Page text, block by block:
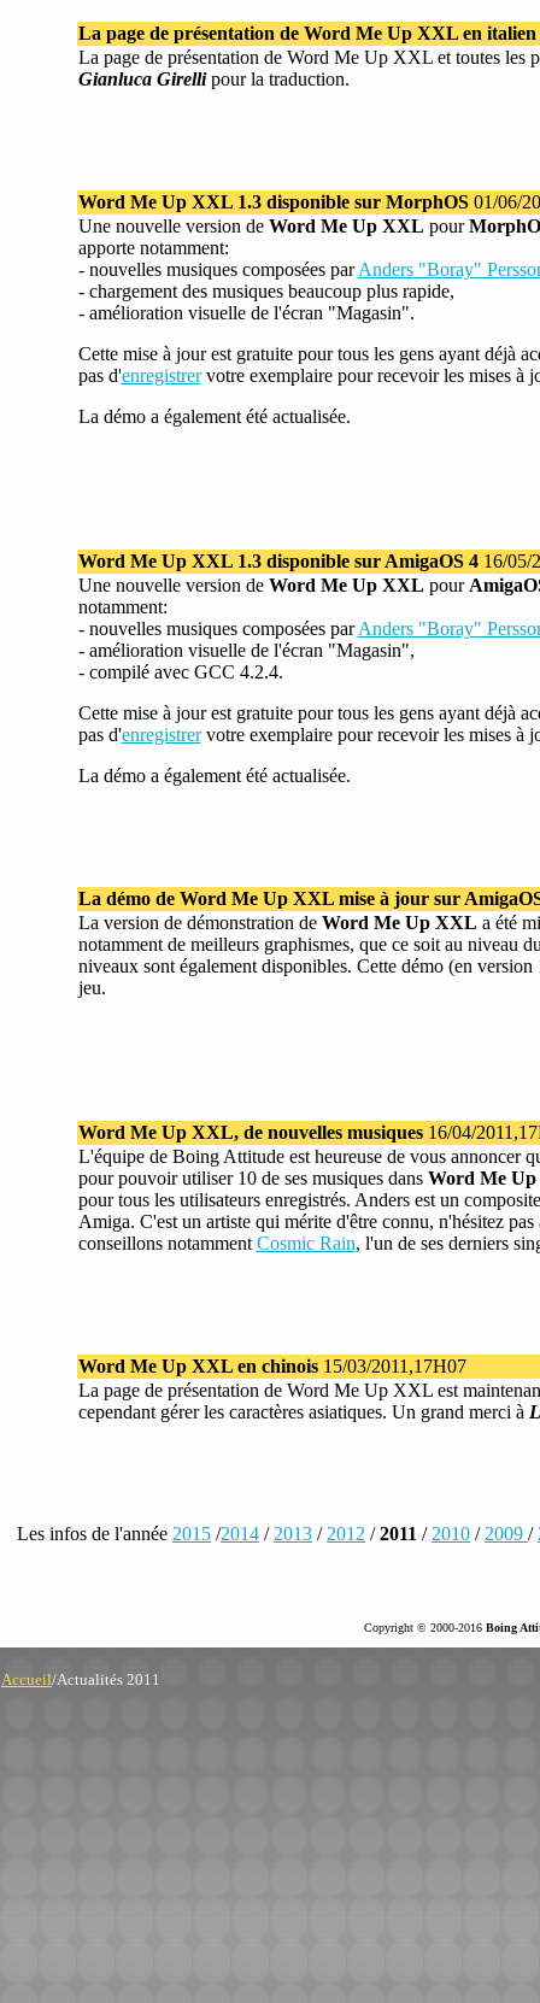
La page de présentation de Word Me Up XXL en italien
La page de présentation de Word Me Up XXL et toutes les
Gianluca Girellipour la traduction.
Word Me Up XXL 1.3 disponible sur MorphOS01/06/
Une nouvelle version de Word Me Up XXL pour
apporte notamment:
- nouvelles musiques composées parAnders "Boray"
- chargement des musiques beaucoup plus rapide,
- amélioration visuelle de l'écran "Magasin".
Cette mise à jour est gratuite pour tous les gens ayant déjà
pas d'enregistrervotre exemplaire pour recevoir les mises à
La démo a également été actualisée.
Word Me Up XXL 1.3 disponible sur AmigaOS 416/05/
Une nouvelle version de Word Me Up XXL pour
notamment:
- nouvelles musiques composées parAnders "Boray"
- amélioration visuelle de l'écran "Magasin",
- compilé avec GCC 4.2.4.
Cette mise à jour est gratuite pour tous les gens ayant déjà
pas d'enregistrervotre exemplaire pour recevoir les mises à
La démo a également été actualisée.
La démo de Word Me Up XXL mise à jour sur
La version de démonstration de Word Me Up XXL a été
notamment de meilleurs graphismes, que ce soit au niveau
niveaux sont également disponibles. Cette démo (en
jeu.
Word Me Up XXL, de nouvelles musiques16/04/
L'équipe de Boing Attitude est heureuse de vous annoncer
pour pouvoir utiliser 10 de ses musiques dans Word Me
pour tous les utilisateurs enregistrés. Anders est un
Amiga. C'est un artiste qui mérite d'être connu, n'hésitez
conseillons notamment Cosmic Rain, l'un de ses derniers
Word Me Up XXL en chinois15/03/2011,17H07
La page de présentation de Word Me Up XXL est
cependant gérer les caractères asiatiques. Un grand merci à
Les infos de l'année 2015 /2014 / 2013 / 2012 /2011 / 2010 / 2009 /
Copyright © 2000-2016 Boing
Accueil/Actualités 2011